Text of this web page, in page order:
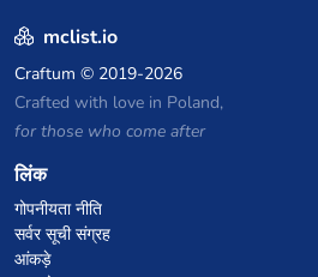
mclist.io
Craftum © 2019-2026
Crafted with love in Poland,
for those who come after
लिंक
गोपनीयता नीति
सर्वर सूची संग्रह
आंकड़े